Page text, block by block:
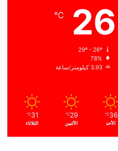
26
℃
78%
3.93 كيلومتر/ساعة
36
℃
الأحد
29
℃
الأثنين
31
℃
الثلاثاء